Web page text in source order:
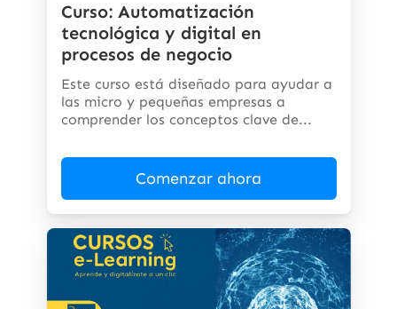
Curso: Automatización
tecnológica y digital en
procesos de negocio
Este curso está diseñado para ayudar a
las micro y pequeñas empresas a
comprender los conceptos clave de...
Comenzar ahora